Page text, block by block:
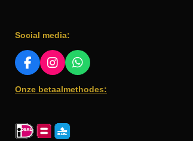
Social media:
F
C
O
O
I
S
G
R
W
A
Onze betaalmethodes: